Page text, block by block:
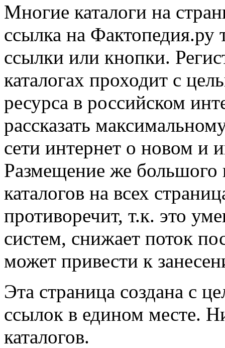
Многие каталоги на
ссылка на
ссылки или кнопки.
каталогах проходит с
ресурса в российском
рассказать
сети интернет о новом и
Размещение же большого
каталогов на всех
противоречит, т.к. это
систем, снижает поток
может привести к
Эта страница создана с
ссылок в едином месте.
каталогов.